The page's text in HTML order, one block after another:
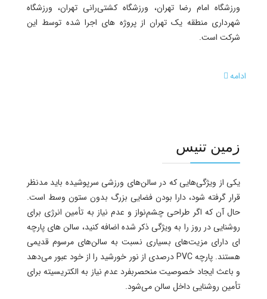
ورزشگاه امام رضا تهران، ورزشگاه کشتی‌رانی تهران، ورزشگاه
شهرداری منطقه یک تهران از پروژه های اجرا شده توسط این
شرکت است.
ادامه
زمین تنیس
یکی از ویژگی‌هایی که در سالن‌های ورزشی سرپوشیده باید مدنظر
قرار گرفته شود، دارا بودن فضایی بزرگ بدون ستون وسط است.
حال آن که اگر طراحی چشم‌نواز و عدم نیاز به تأمین انرژی برای
روشنایی در روز را به ویژگی ذکر شده اضافه کنید، سالن های پارچه
ای دارای مزیت‌های بسیاری نسبت به سالن‌های مرسوم قدیمی
هستند. پارچه PVC درصدی از نور خورشید را از خود عبور می‌دهد
و باعث ایجاد خصوصیت منحصربفرد عدم نیاز به الکتریسیته برای
تأمین روشنایی داخل سالن می‌شود.